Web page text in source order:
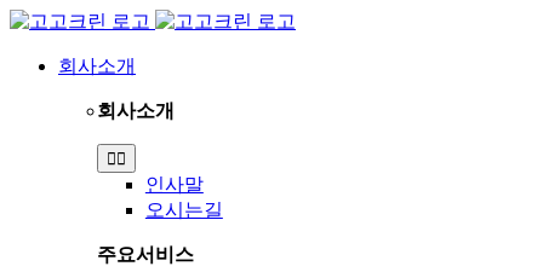
Skip
content회사소개
회사소개
Toggle
Navigation
인사말
오시는길
주요서비스